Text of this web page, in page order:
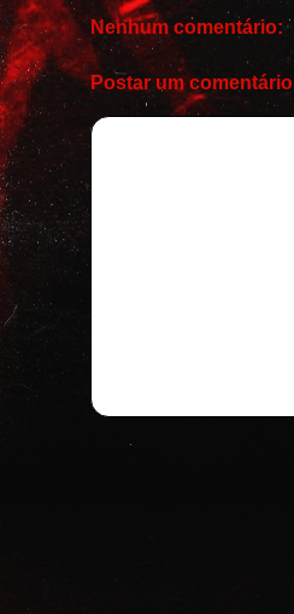
Nenhum comentário:
Postar um comentário